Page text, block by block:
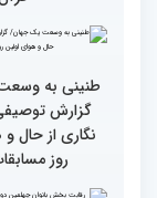
استقبال
غرفه پاسخگویی
شرعی در
دوره